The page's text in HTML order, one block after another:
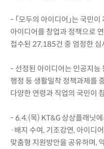
- 「모두의 아이디어」는 국민
아이디어를 창업과 정책으로
접수된 27,185건 중 엄정한
- 선정된 아이디어는 인공지능
행정 등 생활밀착 정책과제를
다양한 연령과 직업의 국민이
- 6.4.(목) KT&G 상상플래닛
·배지 수여, 기조강연, 아이디
맞춤형 지원방안을 공유하며,